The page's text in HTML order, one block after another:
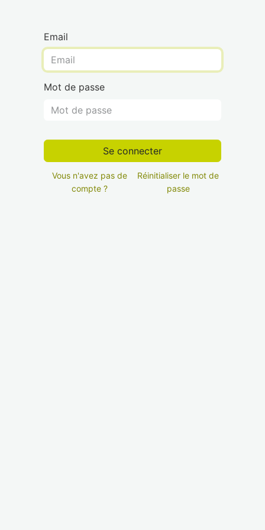
Email
Mot de passe
Se connecter
Vous n'avez pas de
compte ?
Réinitialiser le mot de
passe